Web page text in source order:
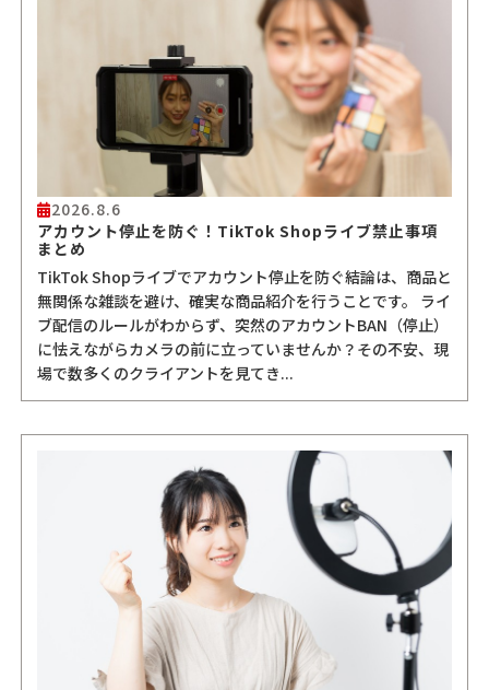
2026.8.6
アカウント停止を防ぐ！TikTok Shopライブ禁止事項
まとめ
TikTok Shopライブでアカウント停止を防ぐ結論は、商品と
無関係な雑談を避け、確実な商品紹介を行うことです。 ライ
ブ配信のルールがわからず、突然のアカウントBAN（停止）
に怯えながらカメラの前に立っていませんか？その不安、現
場で数多くのクライアントを見てき...